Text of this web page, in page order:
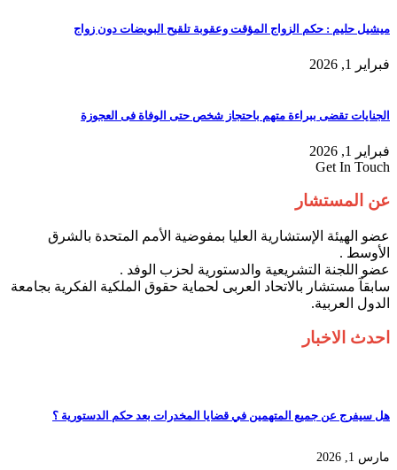
ميشيل حليم : حكم الزواج المؤقت وعقوبة تلقيح البويضات دون زواج
فبراير 1, 2026
الجنايات تقضى ببراءة متهم باحتجاز شخص حتى الوفاة فى العجوزة
فبراير 1, 2026
Get In Touch
عن المستشار
عضو الهيئة الإستشارية العليا بمفوضية الأمم المتحدة بالشرق
الأوسط .
عضو اللجنة التشريعية والدستورية لحزب الوفد .
سابقآ مستشار بالاتحاد العربى لحماية حقوق الملكية الفكرية بجامعة
الدول العربية.
احدث الاخبار
هل سيفرج عن جميع المتهمين في قضايا المخدرات بعد حكم الدستورية ؟
مارس 1, 2026